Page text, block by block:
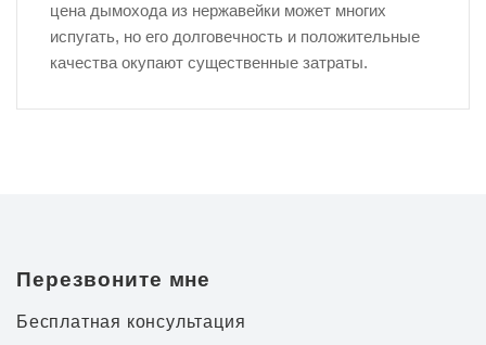
цена дымохода из нержавейки может многих
испугать, но его долговечность и положительные
качества окупают существенные затраты.
Перезвоните мне
Бесплатная консультация